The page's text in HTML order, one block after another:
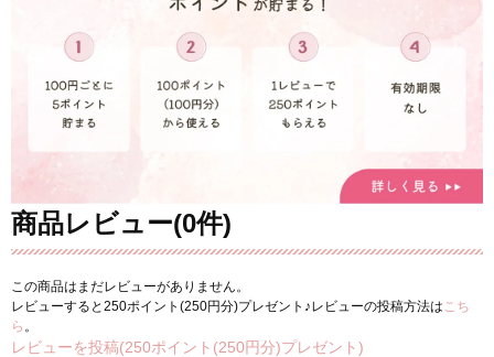
商品レビュー(0件)
この商品はまだレビューがありません。
レビューすると250ポイント(250円分)プレゼント♪レビューの投稿方法は こち
ら 。
レビューを投稿(250ポイント(250円分)プレゼント)